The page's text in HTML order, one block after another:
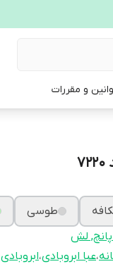
و مقررات
طوسی
لش
،عبا ابروبادی،ابروبادی